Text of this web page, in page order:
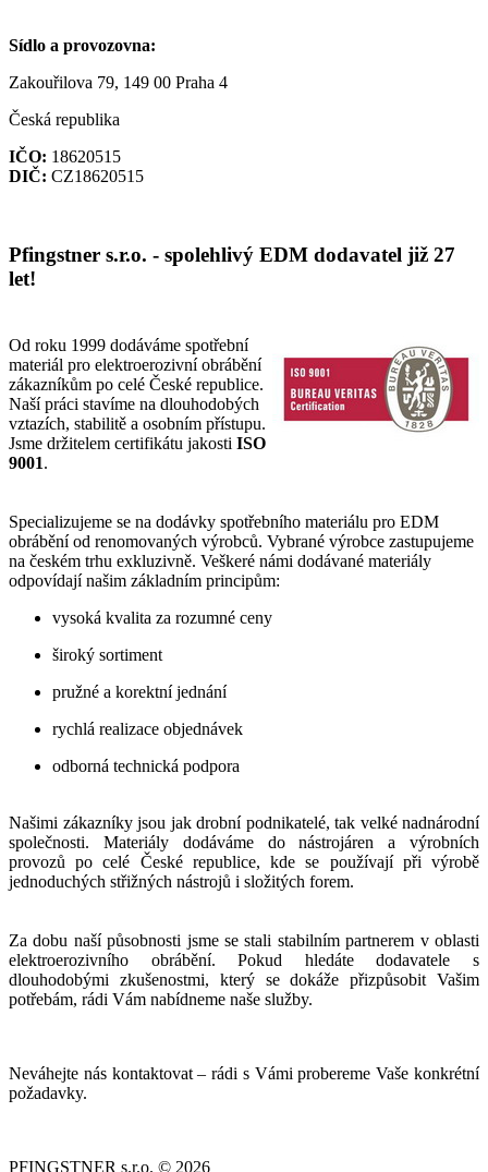
Sídlo a provozovna:
Zakouřilova 79, 149 00 Praha 4
Česká republika
IČO: 18620515
DIČ: CZ18620515
Pfingstner s.r.o. - spolehlivý EDM dodavatel již 27
let!
Od roku 1999 dodáváme spotřební
materiál pro elektroerozivní obrábění
zákazníkům po celé České republice.
Naší práci stavíme na dlouhodobých
vztazích, stabilitě a osobním přístupu.
Jsme držitelem certifikátu jakosti ISO
9001.
Specializujeme se na dodávky spotřebního materiálu pro EDM
obrábění od renomovaných výrobců. Vybrané výrobce zastupujeme
na českém trhu exkluzivně. Veškeré námi dodávané materiály
odpovídají našim základním principům:
vysoká kvalita za rozumné ceny
široký sortiment
pružné a korektní jednání
rychlá realizace objednávek
odborná technická podpora
Našimi zákazníky jsou jak drobní podnikatelé, tak velké nadnárodní
společnosti. Materiály dodáváme do nástrojáren a výrobních
provozů po celé České republice, kde se používají při výrobě
jednoduchých střižných nástrojů i složitých forem.
Za dobu naší působnosti jsme se stali stabilním partnerem v oblasti
elektroerozivního obrábění. Pokud hledáte dodavatele s
dlouhodobými zkušenostmi, který se dokáže přizpůsobit Vašim
potřebám, rádi Vám nabídneme naše služby.
Neváhejte nás kontaktovat – rádi s Vámi probereme Vaše konkrétní
požadavky.
PFINGSTNER s.r.o. © 2026